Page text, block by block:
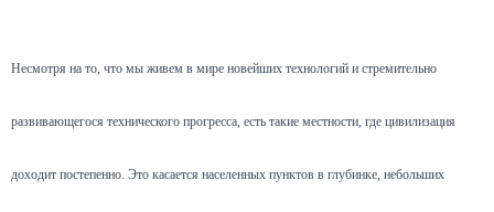
Несмотря на то, что мы живем в мире новейших технологий и стремительно
развивающегося технического прогресса, есть такие местности, где цивилизация
доходит постепенно. Это касается населенных пунктов в глубинке, небольших